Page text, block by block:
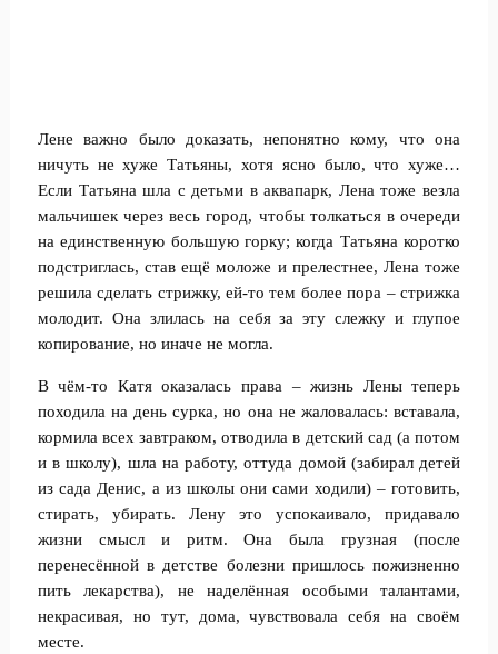
Лене важно было доказать, непонятно кому, что она
ничуть не хуже Татьяны, хотя ясно было, что хуже…
Если Татьяна шла с детьми в аквапарк, Лена тоже везла
мальчишек через весь город, чтобы толкаться в очереди
на единственную большую горку; когда Татьяна коротко
подстриглась, став ещё моложе и прелестнее, Лена тоже
решила сделать стрижку, ей-то тем более пора – стрижка
молодит. Она злилась на себя за эту слежку и глупое
копирование, но иначе не могла.
В чём-то Катя оказалась права – жизнь Лены теперь
походила на день сурка, но она не жаловалась: вставала,
кормила всех завтраком, отводила в детский сад (а потом
и в школу), шла на работу, оттуда домой (забирал детей
из сада Денис, а из школы они сами ходили) – готовить,
стирать, убирать. Лену это успокаивало, придавало
жизни смысл и ритм. Она была грузная (после
перенесённой в детстве болезни пришлось пожизненно
пить лекарства), не наделённая особыми талантами,
некрасивая, но тут, дома, чувствовала себя на своём
месте.